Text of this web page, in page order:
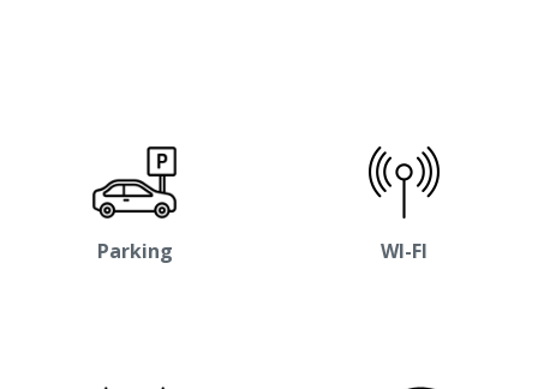
Parking WI-FI